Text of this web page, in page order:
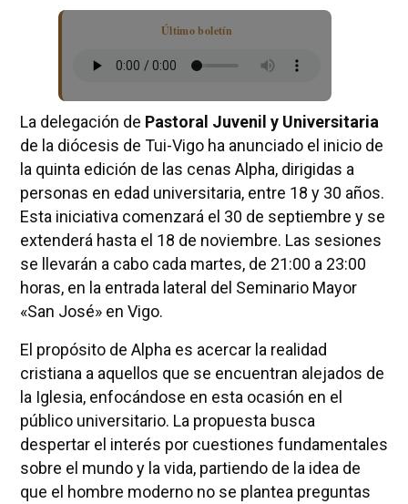
Último boletín
La delegación de Pastoral Juvenil y Universitaria
de la diócesis de Tui-Vigo ha anunciado el inicio de
la quinta edición de las cenas Alpha, dirigidas a
personas en edad universitaria, entre 18 y 30 años.
Esta iniciativa comenzará el 30 de septiembre y se
extenderá hasta el 18 de noviembre. Las sesiones
se llevarán a cabo cada martes, de 21:00 a 23:00
horas, en la entrada lateral del Seminario Mayor
«San José» en Vigo.
El propósito de Alpha es acercar la realidad
cristiana a aquellos que se encuentran alejados de
la Iglesia, enfocándose en esta ocasión en el
público universitario. La propuesta busca
despertar el interés por cuestiones fundamentales
sobre el mundo y la vida, partiendo de la idea de
que el hombre moderno no se plantea preguntas